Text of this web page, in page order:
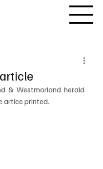
& Westmorland herald
artice printed.